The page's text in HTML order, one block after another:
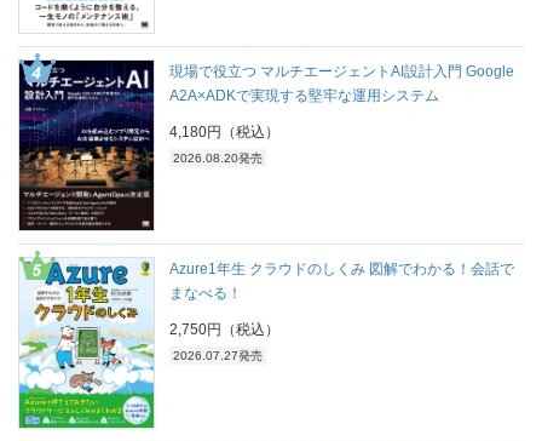
現場で役立つ マルチエージェントAI設計入門 Google
A2A×ADKで実現する堅牢な運用システム
4,180円（税込）
2026.08.20発売
Azure1年生 クラウドのしくみ 図解でわかる！会話で
まなべる！
2,750円（税込）
2026.07.27発売